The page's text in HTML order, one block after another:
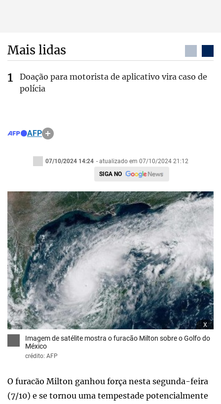
Mais lidas
Doação para motorista de aplicativo vira caso de
polícia
AFP
07/10/2024 14:24 - atualizado em 07/10/2024 21:12
SIGA NO
x
Imagem de satélite mostra o furacão Milton sobre o Golfo do
México
crédito: AFP
O furacão Milton ganhou força nesta segunda-feira
(7/10) e se tornou uma tempestade potencialmente